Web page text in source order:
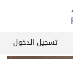
تسجيل الدخول